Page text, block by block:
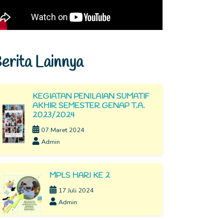
Lainnya
KEGIATAN PENILAIAN SUMATIF
AKHIR SEMESTER GENAP T.A.
2023/2024
07 Maret 2024
Admin
MPLS HARI KE 2
17 Juli 2024
Admin